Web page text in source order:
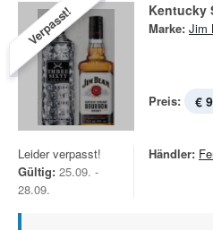
Verpasst! Kentucky
Marke: Jim
Preis: €
Leider verpasst!
Gültig: 25.09. -
28.09.
Händler: